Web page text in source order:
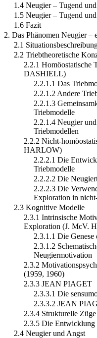
1.4 Neugier – Tugend
1.5 Neugier – Tugend
1.6 Fazit
2. Das Phänomen Neugier –
2.1
2.2 Triebtheoretische
2.2.1 Homöostatische
DASHIELL)
2.2.1.1 Das
2.2.1.2 Andere
2.2.1.3
Triebmodelle
2.2.1.4 Neugier
Triebmodellen
2.2.2 Nicht-
HARLOW)
2.2.2.1 Die
Triebmodelle
2.2.2.2 Die
2.2.2.3 Die
Exploration in
2.3 Kognitive Modelle
2.3.1 Intrinsische
Exploration (J. McV.
2.3.1.1 Die
2.3.1.2
Neugiermotivation
2.3.2
(1959, 1960)
2.3.3 JEAN PIAGET
2.3.3.1 Die
2.3.3.2 JEAN
2.3.4 Strukturelle
2.3.5 Die Entwicklung
2.4 Neugier und Angst